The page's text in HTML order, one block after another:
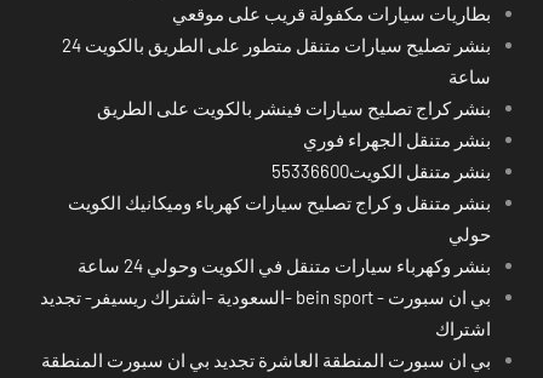
بطاريات سيارات مكفولة قريب على موقعي
بنشر تصليح سيارات متنقل متطور على الطريق بالكويت 24
ساعة
بنشر كراج تصليح سيارات فينشر بالكويت على الطريق
بنشر متنقل الجهراء فوري
بنشر متنقل الكويت55336600
بنشر متنقل و كراج تصليح سيارات كهرباء وميكانيك الكويت
حولي
بنشر وكهرباء سيارات متنقل في الكويت وحولي 24 ساعة
بي ان سبورت - bein sport -السعودية -اشتراك ريسيفر- تجديد
اشتراك
بي ان سبورت المنطقة العاشرة تجديد بي ان سبورت المنطقة